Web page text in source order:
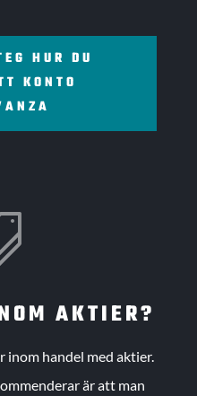
HUR DU
KONTO
AKTIER?
inom handel med aktier.
är att man